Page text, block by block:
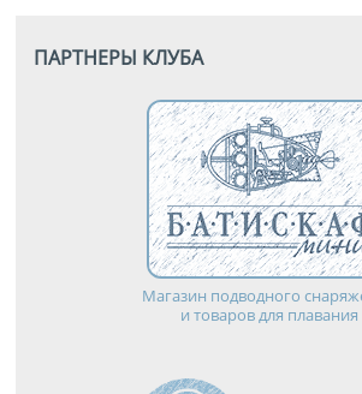
ПАРТНЕРЫ КЛУБА
Магазин подводного
и товаров для плавания